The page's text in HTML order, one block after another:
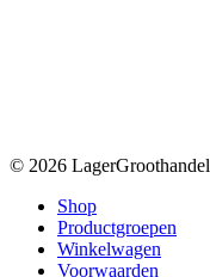
© 2026
Close
Menu
Shop
Productgroepen
Winkelwagen
Voorwaarden